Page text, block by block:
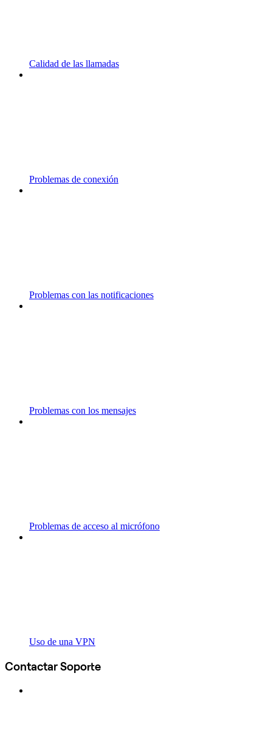
Calidad de las llamadas
Problemas de conexión
Problemas con las notificaciones
Problemas con los mensajes
Problemas de acceso al micrófono
Uso de una VPN
Contactar Soporte